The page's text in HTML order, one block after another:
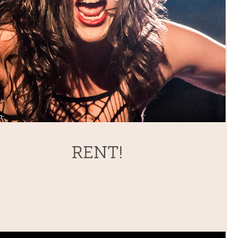
RENT!